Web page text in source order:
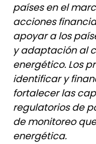
países en el
acciones
apoyar a los
y adaptación al
energético. Los
identificar y
fortalecer las
regulatorios de
de monitoreo
energética.